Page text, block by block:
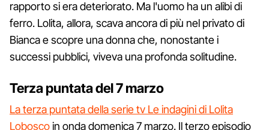
rapporto si era deteriorato. Ma l'uomo ha un alibi di
ferro. Lolita, allora, scava ancora di più nel privato di
Bianca e scopre una donna che, nonostante i
successi pubblici, viveva una profonda solitudine.
Terza puntata del 7 marzo
La terza puntata della serie tv Le indagini di Lolita
Loboscoin onda domenica 7 marzo. Il terzo episodio